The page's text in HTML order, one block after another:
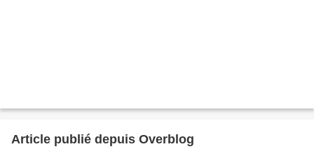
Article publié depuis Overblog